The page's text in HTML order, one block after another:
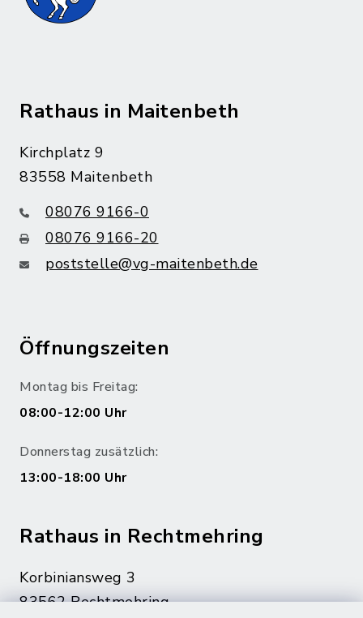
Rathaus in Maitenbeth
Kirchplatz 9
83558 Maitenbeth
08076 9166-0
08076 9166-20
poststelle@vg-maitenbeth.de
Öffnungszeiten
Montag bis Freitag:
08:00-12:00 Uhr
Donnerstag zusätzlich:
13:00-18:00 Uhr
Rathaus in Rechtmehring
Korbiniansweg 3
83562 Rechtmehring